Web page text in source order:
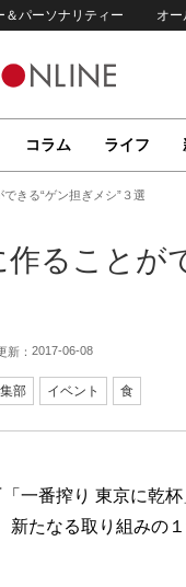
＆パーソナリティー オー
コラム ライフ
きる“ゲン担ぎメシ”３選
ることが
新： 2017-06-08
部 イベント 食
一番搾り 東京に乾
たなる取り組みの